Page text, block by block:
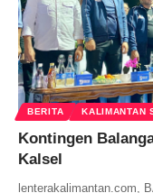
BERITA KALIMANTAN
Kontingen
Kalsel
lenterakalimantan.com,